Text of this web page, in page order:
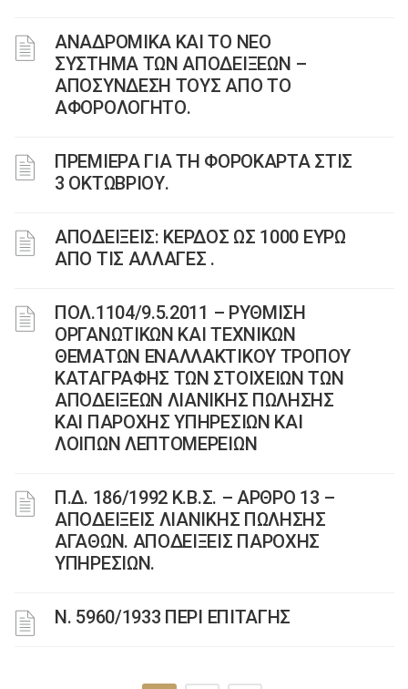
ΑΝΑΔΡΟΜΙΚΑ ΚΑΙ ΤΟ ΝΕΟ
ΣΥΣΤΗΜΑ ΤΩΝ ΑΠΟΔΕΙΞΕΩΝ –
ΑΠΟΣΥΝΔΕΣΗ ΤΟΥΣ ΑΠΟ ΤΟ
ΑΦΟΡΟΛΟΓΗΤΟ.
ΠΡΕΜΙΕΡΑ ΓΙΑ ΤΗ ΦΟΡΟΚΑΡΤΑ ΣΤΙΣ
3 ΟΚΤΩΒΡΙΟΥ.
ΑΠΟΔΕΙΞΕΙΣ: ΚΕΡΔΟΣ ΩΣ 1000 ΕΥΡΩ
ΑΠΟ ΤΙΣ ΑΛΛΑΓΕΣ .
ΠΟΛ.1104/9.5.2011 – ΡΥΘΜΙΣΗ
ΟΡΓΑΝΩΤΙΚΩΝ ΚΑΙ ΤΕΧΝΙΚΩΝ
ΘΕΜΑΤΩΝ ΕΝΑΛΛΑΚΤΙΚΟΥ ΤΡΟΠΟΥ
ΚΑΤΑΓΡΑΦΗΣ ΤΩΝ ΣΤΟΙΧΕΙΩΝ ΤΩΝ
ΑΠΟΔΕΙΞΕΩΝ ΛΙΑΝΙΚΗΣ ΠΩΛΗΣΗΣ
ΚΑΙ ΠΑΡΟΧΗΣ ΥΠΗΡΕΣΙΩΝ ΚΑΙ
ΛΟΙΠΩΝ ΛΕΠΤΟΜΕΡΕΙΩΝ
Π.Δ. 186/1992 Κ.Β.Σ. – ΑΡΘΡΟ 13 –
ΑΠΟΔΕΙΞΕΙΣ ΛΙΑΝΙΚΗΣ ΠΩΛΗΣΗΣ
ΑΓΑΘΩΝ. ΑΠΟΔΕΙΞΕΙΣ ΠΑΡΟΧΗΣ
ΥΠΗΡΕΣΙΩΝ.
Ν. 5960/1933 ΠΕΡΙ ΕΠΙΤΑΓΗΣ